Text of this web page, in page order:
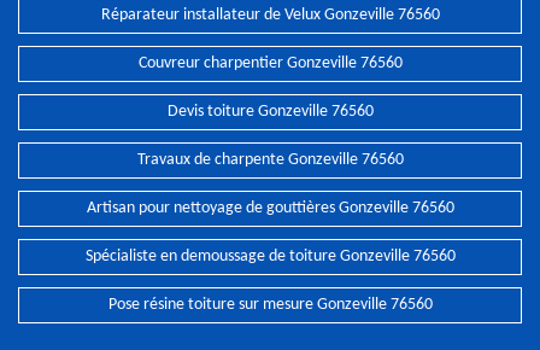
Réparateur installateur de Velux Gonzeville 76560
Couvreur charpentier Gonzeville 76560
Devis toiture Gonzeville 76560
Travaux de charpente Gonzeville 76560
Artisan pour nettoyage de gouttières Gonzeville 76560
Spécialiste en demoussage de toiture Gonzeville 76560
Pose résine toiture sur mesure Gonzeville 76560